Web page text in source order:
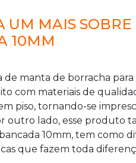
UM MAIS
10MM
de manta de borracha para
com materiais de
piso, tornando-se
outro lado, esse produto
10mm, tem como
que fazem toda